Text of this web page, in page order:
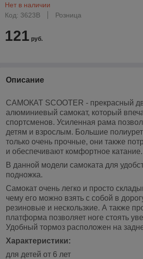
Нет в наличии
Код: 3623B
Розница
121 руб.
Описание
САМОКАТ SCOOTER - прекрасный
алюминиевый самокат, который
спортсменов. Усиленная рама
детям и взрослым. Большие
только очень прочные, они также
и обеспечивают комфортное катание.
В данной модели самоката для
подножка.
Самокат очень легко и просто
чему его можно взять с собой в
резиновые и нескользкие. А также
платформа позволяет ноге стоять
Удобный тормоз расположен на
Характеристики:
для детей от 6 лет